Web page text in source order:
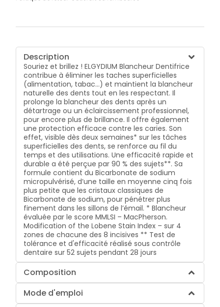
Description
Souriez et brillez ! ELGYDIUM Blancheur Dentifrice
contribue à éliminer les taches superficielles
(alimentation, tabac…) et maintient la blancheur
naturelle des dents tout en les respectant. Il
prolonge la blancheur des dents après un
détartrage ou un éclaircissement professionnel,
pour encore plus de brillance. Il offre également
une protection efficace contre les caries. Son
effet, visible dès deux semaines* sur les tâches
superficielles des dents, se renforce au fil du
temps et des utilisations. Une efficacité rapide et
durable a été perçue par 90 % des sujets**. Sa
formule contient du Bicarbonate de sodium
micropulvérisé, d’une taille en moyenne cinq fois
plus petite que les cristaux classiques de
Bicarbonate de sodium, pour pénétrer plus
finement dans les sillons de l’émail. * Blancheur
évaluée par le score MMLSI – MacPherson.
Modification of the Lobene Stain Index – sur 4
zones de chacune des 8 incisives ** Test de
tolérance et d'efficacité réalisé sous contrôle
dentaire sur 52 sujets pendant 28 jours
Composition
Mode d'emploi